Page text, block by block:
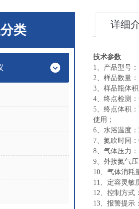
类 详细
技术参数
1、产品型号
2、样品数量
3、样品瓶体
4、终点检测
5、终点体积
使用；
6、水浴温度
7、氮吹时间：
8、气体压力
9、外接氮气
10、气体消耗
11、定容灵敏
12、控制方式
13、报警提示